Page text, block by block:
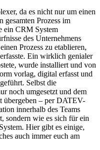
da es nicht nur um einen
gesamten Prozess im
ein CRM System
des Unternehmens
Prozess zu etablieren,
Ein wirklich genialer
wurde installiert und von
vorlag, digital erfasst und
Selbst die
noch umgesetzt und dem
übergeben – per DATEV-
innerhalb des Teams
sondern wie es sich für ein
Hier gibt es einige,
auch immer euch am